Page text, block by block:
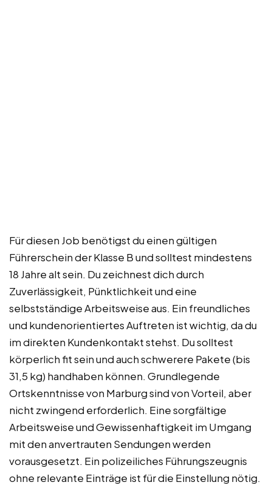
Für diesen Job benötigst du einen gültigen
Führerschein der Klasse B und solltest mindestens
18 Jahre alt sein. Du zeichnest dich durch
Zuverlässigkeit, Pünktlichkeit und eine
selbstständige Arbeitsweise aus. Ein freundliches
und kundenorientiertes Auftreten ist wichtig, da du
im direkten Kundenkontakt stehst. Du solltest
körperlich fit sein und auch schwerere Pakete (bis
31,5 kg) handhaben können. Grundlegende
Ortskenntnisse von Marburg sind von Vorteil, aber
nicht zwingend erforderlich. Eine sorgfältige
Arbeitsweise und Gewissenhaftigkeit im Umgang
mit den anvertrauten Sendungen werden
vorausgesetzt. Ein polizeiliches Führungszeugnis
ohne relevante Einträge ist für die Einstellung nötig.